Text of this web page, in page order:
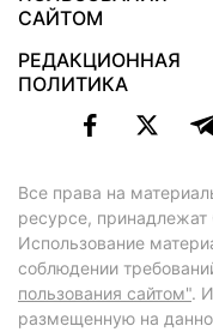
САЙТОМ
РЕДАКЦИОННАЯ
ПОЛИТИКА
Все права на
ресурсе,
Использование
соблюдении
пользования сайтом".
размещенную на